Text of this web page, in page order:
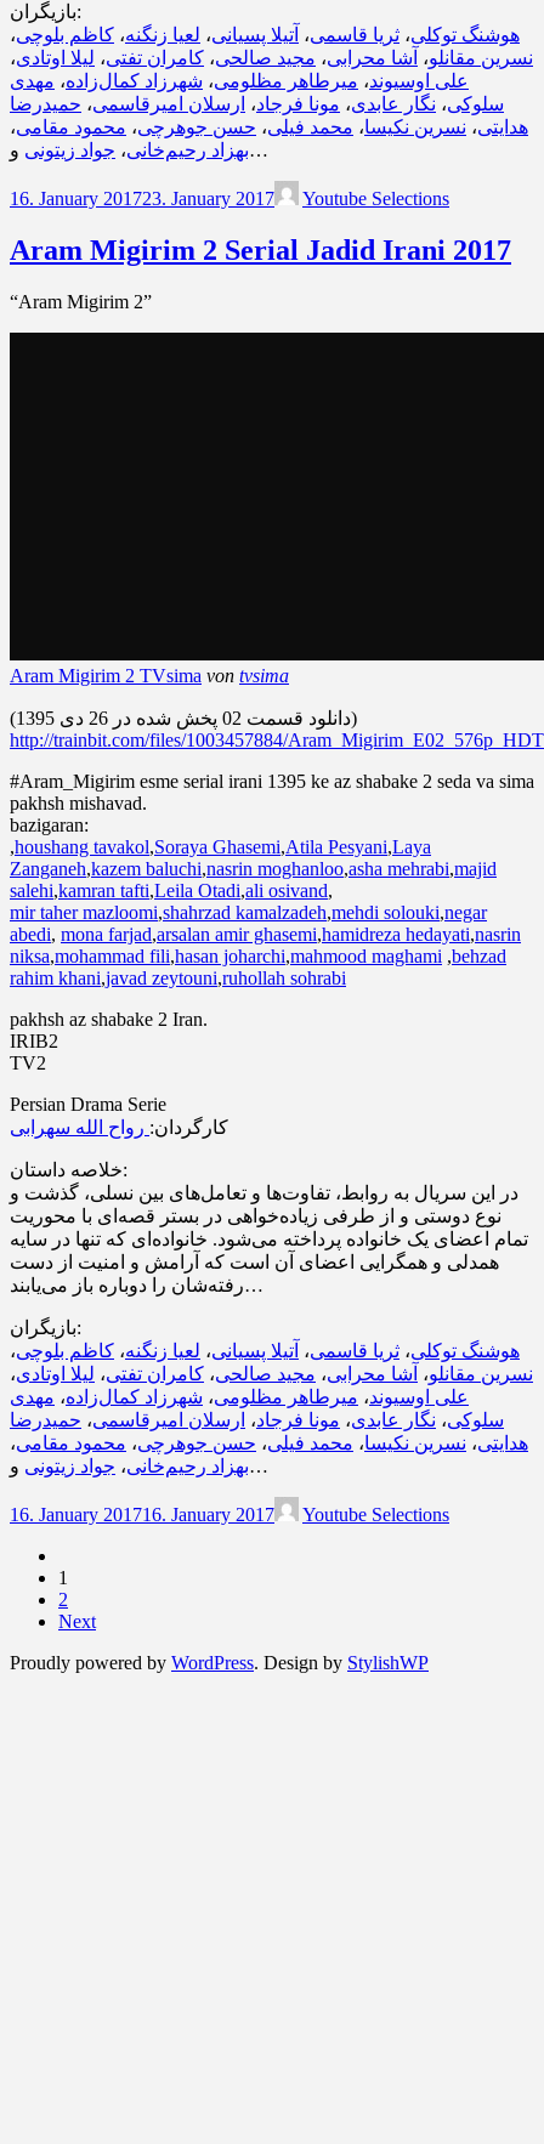
بازیگران:
هوشنگ توکلی، ثریا قاسمی، آتیلا پسیانی، لعیا زنگنه، کاظم بلوچی،
نسرین مقانلو، آشا محرابی، مجید صالحی، کامران تفتی، لیلا اوتادی،
علی اوسیوند، میرطاهر مظلومی، شهرزاد کمال‌زاده، مهدی
سلوکی، نگار عابدی، مونا فرجاد، ارسلان امیرقاسمی، حمیدرضا
هدایتی، نسرین نکیسا، محمد فیلی، حسن جوهرچی، محمود مقامی،
بهزاد رحیم‌خانی، جواد زیتونی و…
16. January 201723. January 2017 Youtube Selections
Aram Migirim 2 Serial Jadid Irani 2017
“Aram Migirim 2”
Aram Migirim 2 TVsima von tvsima
(دانلود قسمت 02 پخش شده در 26 دی 1395)
http://trainbit.com/files/1003457884/
#Aram_Migirim esme serial irani 1395 ke az shabake 2 seda va sima
pakhsh mishavad.
bazigaran:
,houshang tavakol,Soraya Ghasemi,Atila Pesyani,Laya
Zanganeh,kazem baluchi,nasrin moghanloo,asha mehrabi,majid
salehi,kamran tafti,Leila Otadi,ali osivand,
mir taher mazloomi,shahrzad kamalzadeh,mehdi solouki,negar
abedi, mona farjad,arsalan amir ghasemi,hamidreza hedayati,nasrin
niksa,mohammad fili,hasan joharchi,mahmood maghami ,behzad
rahim khani,javad zeytouni,ruhollah sohrabi
pakhsh az shabake 2 Iran.
IRIB2
TV2
Persian Drama Serie
کارگردان: رواح الله سهرابی
خلاصه داستان:
در این سریال به روابط، تفاوت‌ها و تعامل‌های بین نسلی، گذشت و
نوع دوستی و از طرفی زیاده‌خواهی در بستر قصه‌ای با محوریت
تمام اعضای یک خانواده پرداخته می‌شود. خانواده‌ای که تنها در سایه
همدلی و همگرایی اعضای آن است که آرامش و امنیت از دست
رفته‌شان را دوباره باز می‌یابند…
بازیگران:
هوشنگ توکلی، ثریا قاسمی، آتیلا پسیانی، لعیا زنگنه، کاظم بلوچی،
نسرین مقانلو، آشا محرابی، مجید صالحی، کامران تفتی، لیلا اوتادی،
علی اوسیوند، میرطاهر مظلومی، شهرزاد کمال‌زاده، مهدی
سلوکی، نگار عابدی، مونا فرجاد، ارسلان امیرقاسمی، حمیدرضا
هدایتی، نسرین نکیسا، محمد فیلی، حسن جوهرچی، محمود مقامی،
بهزاد رحیم‌خانی، جواد زیتونی و…
16. January 201716. January 2017 Youtube Selections
1
2
Next
Proudly powered by WordPress. Design by StylishWP